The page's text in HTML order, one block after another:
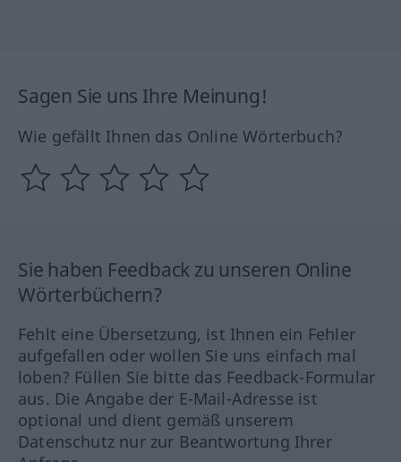
Sagen Sie uns Ihre Meinung!
Wie gefällt Ihnen das Online Wörterbuch?
Sie haben Feedback zu unseren Online
Wörterbüchern?
Fehlt eine Übersetzung, ist Ihnen ein Fehler
aufgefallen oder wollen Sie uns einfach mal
loben? Füllen Sie bitte das Feedback-Formular
aus. Die Angabe der E-Mail-Adresse ist
optional und dient gemäß unserem
Datenschutz nur zur Beantwortung Ihrer